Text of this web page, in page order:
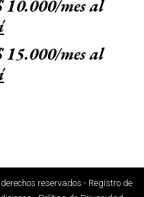
10.000/mes al
15.000/mes al
reservados - Registro de